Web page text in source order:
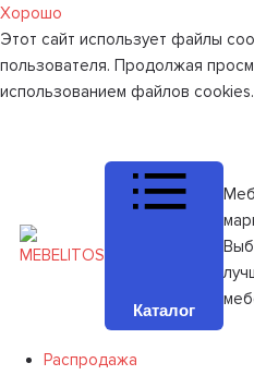
Хорошо
Этот сайт использует файлы
пользователя. Продолжая
использованием файлов cookies.
Каталог
Распродажа